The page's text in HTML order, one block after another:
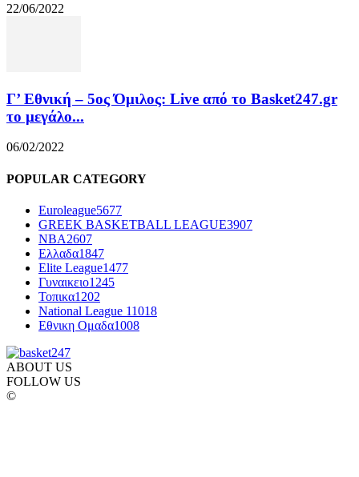
22/06/2022
Γ’ Εθνική – 5ος Όμιλος: Live από το Basket247.gr
το μεγάλο...
06/02/2022
POPULAR CATEGORY
Euroleague5677
GREEK BASKETBALL LEAGUE3907
NBA2607
Ελλαδα1847
Elite League1477
Γυναικειο1245
Τοπικα1202
National League 11018
Εθνικη Ομαδα1008
ABOUT US
FOLLOW US
©